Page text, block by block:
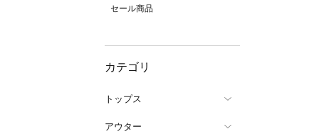
セール商品
カテゴリ
トップス
アウター